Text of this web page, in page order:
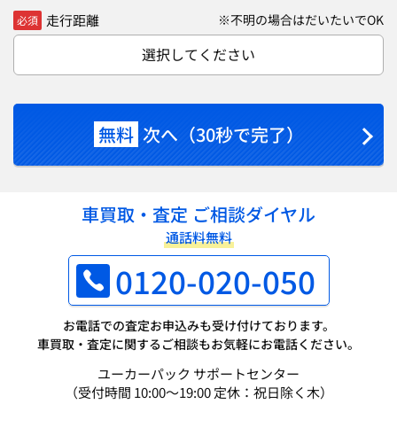
必須 走行距離 ※不明の場合はだいたいでOK
選択してください
無料 次へ（30秒で完了）
車買取・査定 ご相談ダイヤル
通話料無料
0120-020-050
お電話での査定お申込みも受け付けております。
車買取・査定に関するご相談もお気軽にお電話ください。
ユーカーパック サポートセンター
（受付時間 10:00～19:00 定休：祝日除く木）